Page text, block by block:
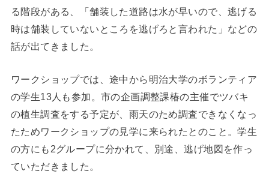
る階段がある、「舗装した道路は水が早いので、逃げる
時は舗装していないところを逃げろと言われた」などの
話が出てきました。
ワークショップでは、途中から明治大学のボランティア
の学生13人も参加。市の企画調整課椿の主催でツバキ
の植生調査をする予定が、雨天のため調査できなくなっ
たためワークショップの見学に来られたとのこと。学生
の方にも2グループに分かれて、別途、逃げ地図を作っ
ていただきました。